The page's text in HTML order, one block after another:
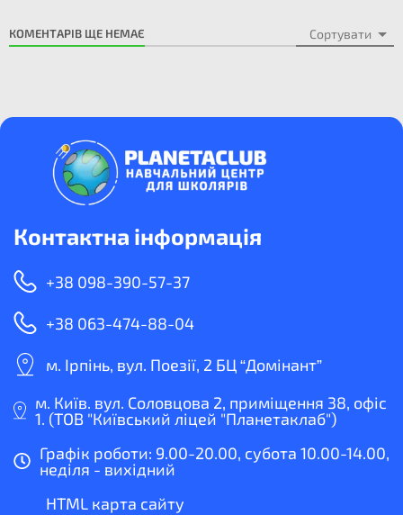
КОМЕНТАРІВ ЩЕ НЕМАЄ Сортувати
Контактна інформація
+38 098-390-57-37
+38 063-474-88-04
м. Ірпінь, вул. Поезії, 2 БЦ “Домінант”
м. Київ. вул. Соловцова 2, приміщення 38, офіс
1. (ТОВ "Київський ліцей "Планетаклаб")
Графік роботи: 9.00-20.00, субота 10.00-14.00,
неділя - вихідний
HTML карта сайту